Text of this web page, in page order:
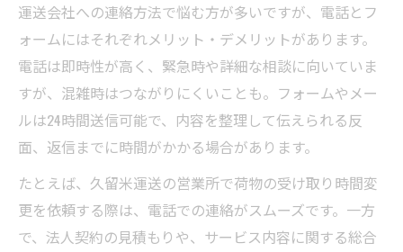
運送会社への連絡方法で悩む方が多いですが、電話とフ
ォームにはそれぞれメリット・デメリットがあります。
電話は即時性が高く、緊急時や詳細な相談に向いていま
すが、混雑時はつながりにくいことも。フォームやメー
ルは24時間送信可能で、内容を整理して伝えられる反
面、返信までに時間がかかる場合があります。
たとえば、久留米運送の営業所で荷物の受け取り時間変
更を依頼する際は、電話での連絡がスムーズです。一方
で、法人契約の見積もりや、サービス内容に関する総合